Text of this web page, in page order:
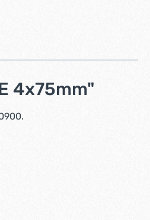
4x75mm"